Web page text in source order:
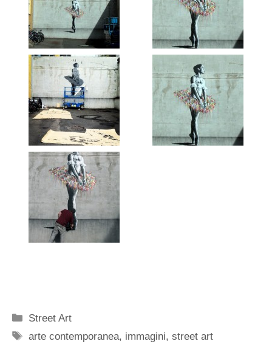
Categorie
Street Art
Tag
arte contemporanea, immagini,street art